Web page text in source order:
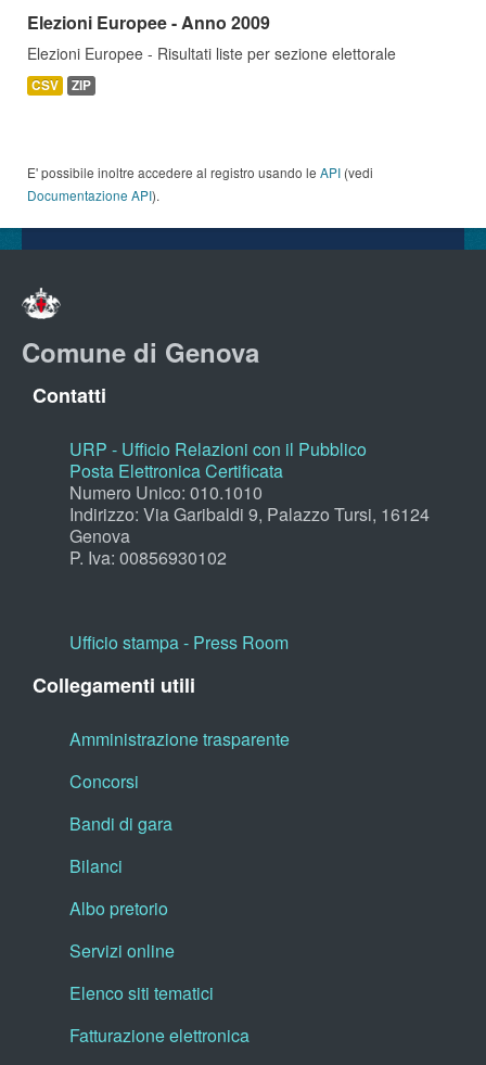
Elezioni Europee - Anno 2009
Elezioni Europee - Risultati liste per sezione elettorale
CSV ZIP
E' possibile inoltre accedere al registro usando le API (vedi
Documentazione API).
Comune di Genova
Contatti
URP - Ufficio Relazioni con il Pubblico
Posta Elettronica Certificata
Numero Unico: 010.1010
Indirizzo: Via Garibaldi 9, Palazzo Tursi, 16124
Genova
P. Iva: 00856930102
Ufficio stampa - Press Room
Collegamenti utili
Amministrazione trasparente
Concorsi
Bandi di gara
Bilanci
Albo pretorio
Servizi online
Elenco siti tematici
Fatturazione elettronica